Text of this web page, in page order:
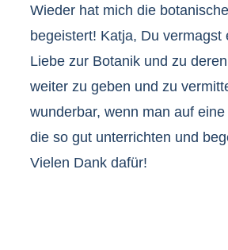
Wieder hat mich die
begeistert! Katja, Du vermagst
Liebe zur Botanik und zu
weiter zu geben und zu
wunderbar, wenn man auf
die so gut unterrichten und
Vielen Dank dafür!